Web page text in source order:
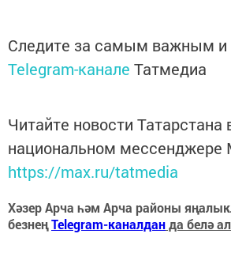
Следите за самым важным и
Telegram-канале Татмедиа
Читайте новости Татарстана
национальном мессенджере
https://max.ru/tatmedia
Хәзер Арча һәм Арча районы
безнеңTelegram-каналданда белә